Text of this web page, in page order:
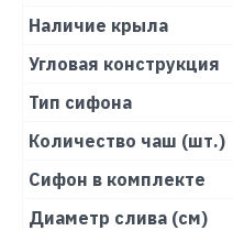
Наличие крыла
Угловая конструкция
Тип сифона
Количество чаш (шт.)
Сифон в комплекте
Диаметр слива (см)